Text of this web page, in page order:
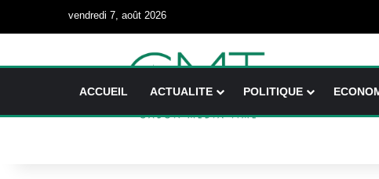
vendredi 7, août 2026
ACCUEIL ACTUALITE POLITIQUE